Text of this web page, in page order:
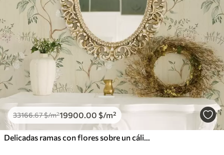
33166.67$/m²19900.00 $/m²
Delicadas ramas con flores sobre un cálido fondo color crema